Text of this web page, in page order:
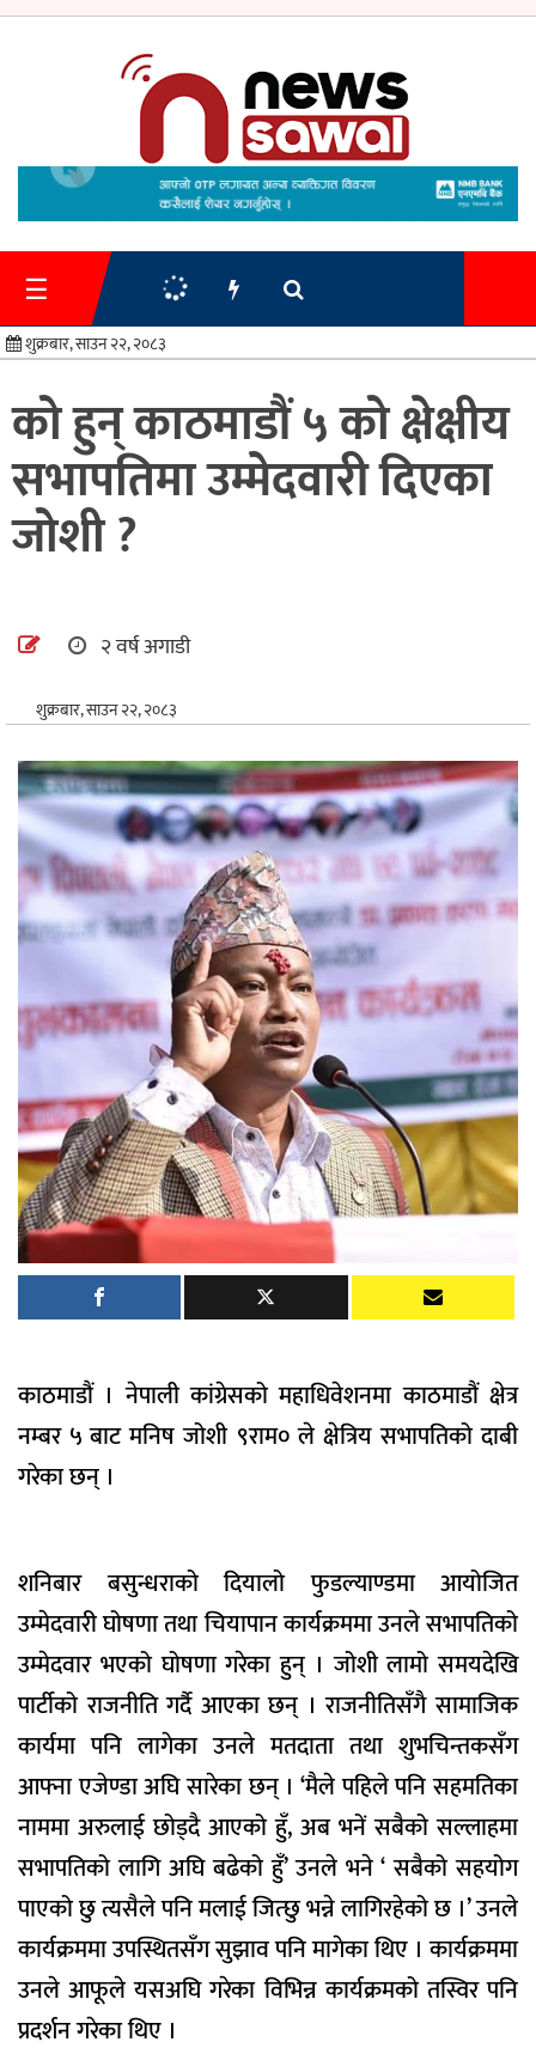
गृहपृष्ठ
समाचार
प्रशासन
स्वास्थ्य/
शिक्षा
मनोरन्जन
☰
शुक्रबार, साउन २२, २०८३
को हुन् काठमाडौं ५ को क्षेक्षीय
सभापतिमा उम्मेदवारी दिएका
जोशी ?
२ वर्ष अगाडी
शुक्रबार, साउन २२, २०८३
काठमाडौं । नेपाली कांग्रेसको महाधिवेशनमा काठमाडौं क्षेत्र
नम्बर ५ बाट मनिष जोशी ९राम० ले क्षेत्रिय सभापतिको दाबी
गरेका छन् ।
शनिबार बसुन्धराको दियालो फुडल्याण्डमा आयोजित
उम्मेदवारी घोषणा तथा चियापान कार्यक्रममा उनले सभापतिको
उम्मेदवार भएको घोषणा गरेका हुन् । जोशी लामो समयदेखि
पार्टीको राजनीति गर्दै आएका छन् । राजनीतिसँगै सामाजिक
कार्यमा पनि लागेका उनले मतदाता तथा शुभचिन्तकसँग
आफ्ना एजेण्डा अघि सारेका छन् । ‘मैले पहिले पनि सहमतिका
नाममा अरुलाई छोड्दै आएको हुँ, अब भनें सबैको सल्लाहमा
सभापतिको लागि अघि बढेको हुँ’ उनले भने ‘ सबैको सहयोग
पाएको छु त्यसैले पनि मलाई जित्छु भन्ने लागिरहेको छ ।’ उनले
कार्यक्रममा उपस्थितसँग सुझाव पनि मागेका थिए । कार्यक्रममा
उनले आफूले यसअघि गरेका विभिन्न कार्यक्रमको तस्विर पनि
प्रदर्शन गरेका थिए ।